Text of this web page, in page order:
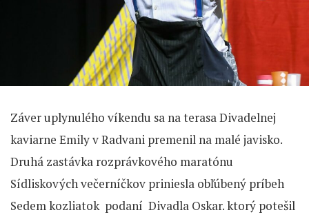
Záver uplynulého víkendu sa na terasa Divadelnej
kaviarne Emily v Radvani premenil na malé javisko.
Druhá zastávka rozprávkového maratónu
Sídliskových večerníčkov priniesla obľúbený príbeh
Sedem kozliatok podaní Divadla Oskar. ktorý potešil